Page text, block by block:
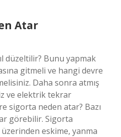
Atar
düzeltilir? Bunu yapmak
gitmeli ve hangi devre
Daha sonra atmış
ve elektrik tekrar
sigorta neden atar? Bazı
görebilir. Sigorta
eskime, yanma